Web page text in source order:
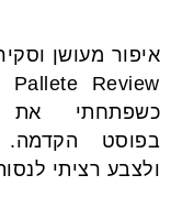
איפור מעושן
Pallete Review
כשפתחתי את
בפוסט
ולצבע רציתי